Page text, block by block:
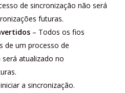
de sincronização não será
futuras.
– Todos os fios
de um processo de
atualizado no
a sincronização.